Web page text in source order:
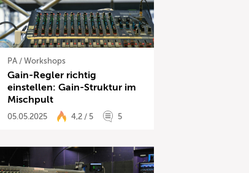
PA /Workshops
Gain-Regler richtig
einstellen: Gain-Struktur im
Mischpult
05.05.2025 4,2 / 5 5